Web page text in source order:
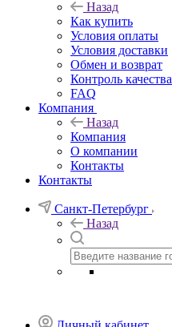
Назад
Как купить
Условия оплаты
Условия доставки
Обмен и возврат
Контроль качества
FAQ
Компания
Назад
Компания
О компании
Контакты
Контакты
Санкт-Петербург
Назад